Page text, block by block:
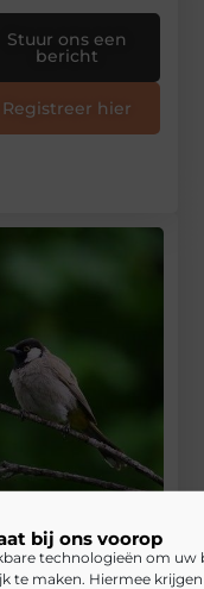
bij ons voorop
technologieën om uw
te maken. Hiermee
en de
Stuur ons een
bericht
Registreer hier